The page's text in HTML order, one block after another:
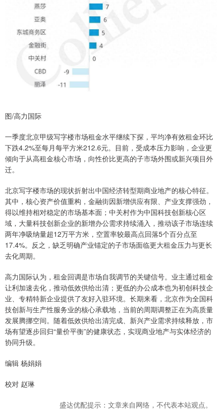
图/高力国际
一季度北京甲级写字楼市场租金水平继续下探，平均净有效租金环比
下跌4.2%至每月每平方米212.6元。目前，受成本压力影响，企业更
倾向于从高租金核心市场，向性价比更高的子市场外围或新兴项目外
迁。
北京写字楼市场的现状折射出中国经济转型期商业地产的核心特征。
其中，核心资产价值重构，金融街因新增供应有限、产业支撑强劲，
得以维持相对稳定的市场基本面；中关村作为中国科技创新核心区
域，大量科技创新企业的新增办公需求持续涌入，推动该子市场连续
两年净吸纳量超12万平方米，空置率较最高点回落5个百分点至
17.4%。反之，缺乏明确产业锚定的子市场面临更大租金压力与更长
去化周期。
高力国际认为，租金回调是市场自我调节的关键信号。业主通过租金
让利加速去化，推动低效供给出清；更低的办公成本也为初创科技企
业、专精特新企业提供了友好入驻环境。长期来看，北京作为全国科
技创新与生产性服务业的核心承载地，当前的周期调整正在为高质量
发展腾挪空间。随着低效供给出清完成、新兴产业需求持续释放，市
场有望逐步回归“量价平衡”的健康状态，实现商业地产与实体经济的
协同升级。
编辑 杨娟娟
校对 赵琳
盛达优配提示：文章来自网络，不代表本站观点。